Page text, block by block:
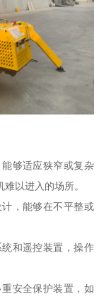
够适应狭窄或复杂
以进入的场所。
，能够在不平整或
和遥控装置，操作
安全保护装置，如